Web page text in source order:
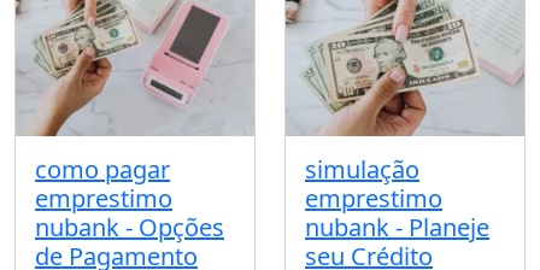
como pagar
emprestimo
nubank - Opções
de Pagamento
simulação
emprestimo
nubank - Planeje
seu Crédito